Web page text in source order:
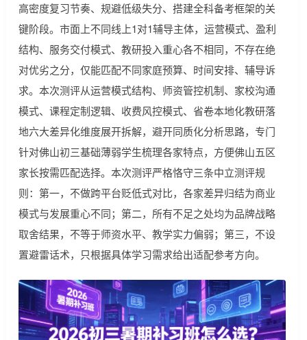
高密度复习节奏、规避低级失分、搭建全科备考框架的关
键阶段。市面上不同线上1对1辅导主体，运营模式、盈利
结构、服务交付模式、教研投入重心各不相同，不存在绝
对优劣之分，仅能匹配不同家庭预算、时间安排、辅导诉
求。本次测评从运营模式结构、师资管控机制、家校沟通
模式、课程定制逻辑、收费风控模式、省卷本地化教研落
地六大差异化维度展开拆解，避开同质化分析思路，专门
针对佛山初三基础薄弱学生梳理各家特点，方便佛山五区
家长按需匹配选择。本次测评严格恪守三条中立测评规
则：第一，不做跨平台贬低式对比，各家差异归结为商业
模式与发展重心不同；第二，所有不足之处均为品牌战略
取舍结果，不等于师资水平、教学实力偏弱；第三，不设
置避雷话术，只根据具体学习需求给出适配参考方向。